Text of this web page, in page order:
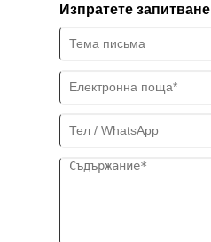
Изпратете запитване